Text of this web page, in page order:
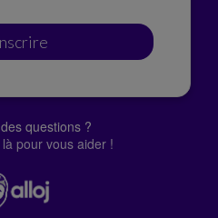
questions ?
pour vous aider !